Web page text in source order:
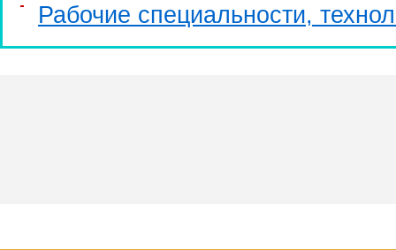
Рабочие специальности,